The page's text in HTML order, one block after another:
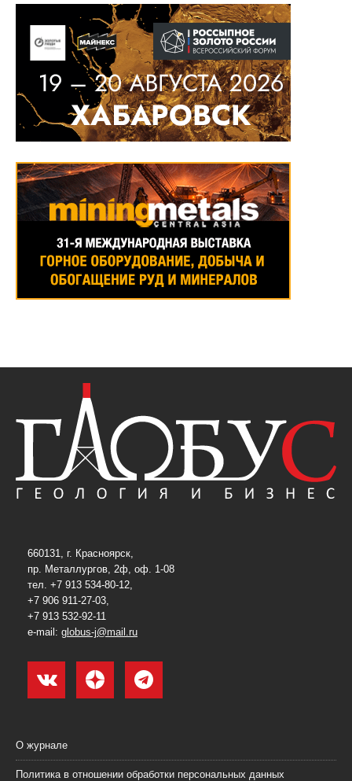
660131, г. Красноярск,
пр. Металлургов, 2ф, оф. 1-08
тел. +7 913 534-80-12,
+7 906 911-27-03,
+7 913 532-92-11
e-mail: globus-j@mail.ru
О журнале
Политика в отношении обработки персональных данных